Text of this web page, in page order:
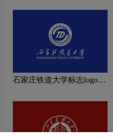
石家庄铁道大学标志logo图